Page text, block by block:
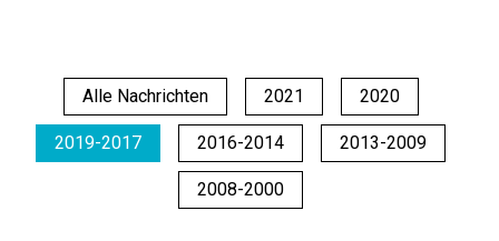
Alle Nachrichten 2021 2020
2019-2017 2016-2014 2013-2009
2008-2000